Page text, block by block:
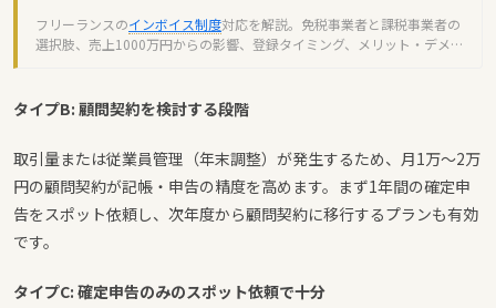
フリーランスのインボイス制度対応を解説。免税事業者と課税事業者の
選択肢、売上1000万円からの影響、登録タイミング、メリット・デメリ
タイプB: 顧問契約を検討する段階
取引量または従業員管理（年末調整）が発生するため、月1万〜2万
円の顧問契約が記帳・申告の精度を高めます。まず1年間の確定申
告をスポット依頼し、次年度から顧問契約に移行するプランも有効
です。
タイプC: 確定申告のみのスポット依頼で十分